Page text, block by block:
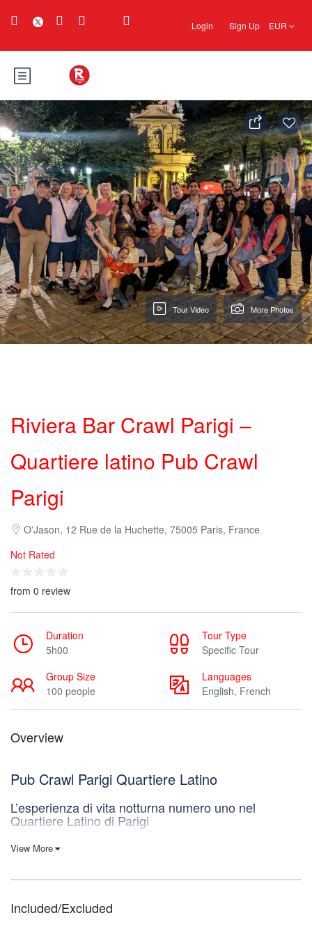
Login Sign Up EUR
Tour Video More Photos
Riviera Bar Crawl Parigi –
Quartiere latino Pub Crawl
Parigi
O'Jason, 12 Rue de la Huchette, 75005 Paris, France
Not Rated
from 0 review
Duration
5h00
Tour Type
Specific Tour
Group Size
100 people
Languages
English, French
Overview
Pub Crawl Parigi Quartiere Latino
L’esperienza di vita notturna numero uno nel
Quartiere Latino di Parigi
Come funziona? Il tuo Pub Crawl Paris inizia all’O’Jason, un bar
famoso per la sua accoglienza vivace. Si trova sulla riva sinistra,
dice, sarà storia. Una grande festa ha bisogno di grandi festaioli,
View More
Included/Excluded